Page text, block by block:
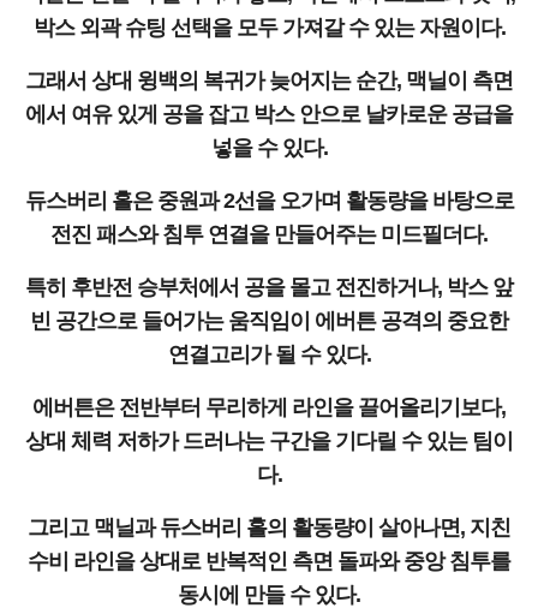
박스 외곽 슈팅 선택을 모두 가져갈 수 있는 자원이다.
그래서 상대 윙백의 복귀가 늦어지는 순간, 맥닐이 측면
에서 여유 있게 공을 잡고 박스 안으로 날카로운 공급을
넣을 수 있다.
듀스버리 홀은 중원과 2선을 오가며 활동량을 바탕으로
전진 패스와 침투 연결을 만들어주는 미드필더다.
특히 후반전 승부처에서 공을 몰고 전진하거나, 박스 앞
빈 공간으로 들어가는 움직임이 에버튼 공격의 중요한
연결고리가 될 수 있다.
에버튼은 전반부터 무리하게 라인을 끌어올리기보다,
상대 체력 저하가 드러나는 구간을 기다릴 수 있는 팀이
다.
그리고 맥닐과 듀스버리 홀의 활동량이 살아나면, 지친
수비 라인을 상대로 반복적인 측면 돌파와 중앙 침투를
동시에 만들 수 있다.